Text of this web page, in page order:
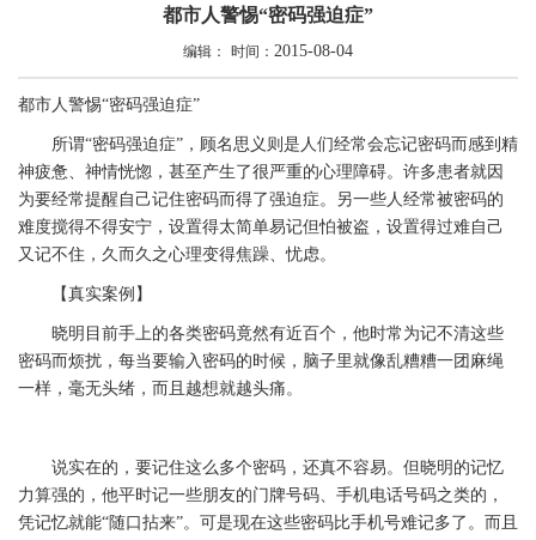
都市人警惕“密码强迫症”
编辑： 时间： 2015-08-04
都市人警惕“密码强迫症”
所谓“密码强迫症”，顾名思义则是人们经常会忘记密码而感到精
神疲惫、神情恍惚，甚至产生了很严重的心理障碍。许多患者就因
为要经常提醒自己记住密码而得了强迫症。另一些人经常被密码的
难度搅得不得安宁，设置得太简单易记但怕被盗，设置得过难自己
又记不住，久而久之心理变得焦躁、忧虑。
【真实案例】
晓明目前手上的各类密码竟然有近百个，他时常为记不清这些
密码而烦扰，每当要输入密码的时候，脑子里就像乱糟糟一团麻绳
一样，毫无头绪，而且越想就越头痛。
说实在的，要记住这么多个密码，还真不容易。但晓明的记忆
力算强的，他平时记一些朋友的门牌号码、手机电话号码之类的，
凭记忆就能“随口拈来”。可是现在这些密码比手机号难记多了。而且